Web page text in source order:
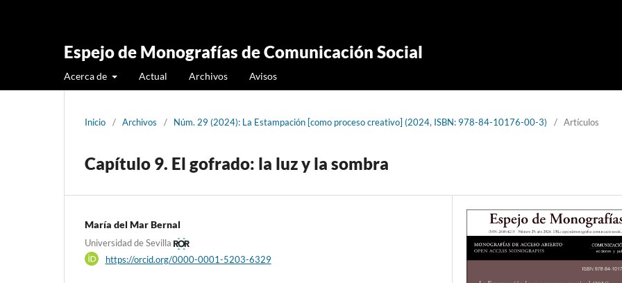
Espejo de Monografías de Comunicación Social
Acerca de Actual Archivos Avisos
Inicio / Archivos / Núm. 29 (2024): La Estampación [como proceso creativo] (2024, ISBN: 978-84-10176-00-3) / Artículos
Capítulo 9. El gofrado: la luz y la sombra
María del Mar Bernal
Universidad de Sevilla
https://orcid.org/0000-0001-5203-6329